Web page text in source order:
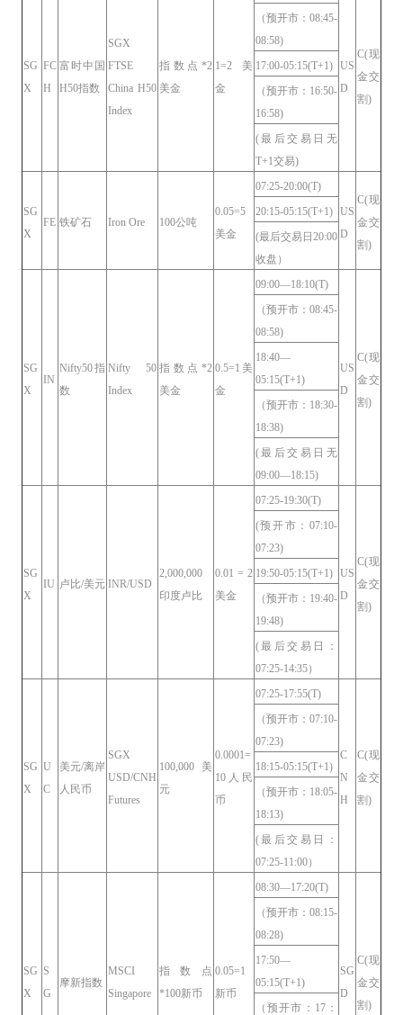
SG
X
FC
H
富时中国
H50指数
SGX
FTSE
China H50
Index
指数点*2
美金
1=2美
金
US
D
C(现
金交
割)
（预开市：08:45-
08:58)
17:00-05:15(T+1)
（预开市：16:50-
16:58)
(最后交易日无
T+1交易)
SG
X
FE 铁矿石 Iron Ore 100公吨
0.05=5
美金
07:25-20:00(T)
US
D
C(现
金交
割)
20:15-05:15(T+1)
(最后交易日20:00
收盘）
SG
X
IN
Nifty50指
数
Nifty 50
Index
指数点*2
美金
0.5=1美
金
09:00—18:10(T)
US
D
C(现
金交
割)
（预开市：08:45-
08:58)
18:40—
05:15(T+1)
（预开市：18:30-
18:38)
(最后交易日无
09:00—18:15)
SG
X
IU 卢比/美元 INR/USD
2,000,000
印度卢比
0.01 = 2
美金
07:25-19:30(T)
US
D
C(现
金交
割)
(预开市：07:10-
07:23)
19:50-05:15(T+1)
（预开市：19:40-
19:48)
(最后交易日：
07:25-14:35）
SG
X
U
C
美元/离岸
人民币
SGX
USD/CNH
Futures
100,000 美
元
0.0001=
10人民
币
07:25-17:55(T)
C
N
H
C(现
金交
割)
（预开市：07:10-
07:23)
18:15-05:15(T+1)
（预开市：18:05-
18:13)
(最后交易日：
07:25-11:00）
SG
X
S
G
摩新指数
MSCI
Singapore
指数点
*100新币
0.05=1
新币
08:30—17:20(T)
SG
D
C(现
金交
割)
（预开市：08:15-
08:28)
17:50—
05:15(T+1)
（预开市：17：